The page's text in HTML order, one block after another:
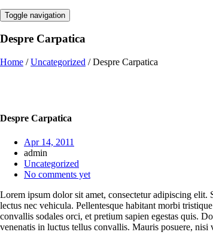
Toggle navigation
Despre Carpatica
Home / Uncategorized / Despre Carpatica
Despre Carpatica
Apr 14, 2011
admin
Uncategorized
No comments yet
Lorem ipsum dolor sit amet, consectetur adipiscing elit.
lectus nec vehicula. Pellentesque habitant morbi
convallis sodales orci, et pretium sapien egestas quis.
venenatis in luctus tellus convallis. Mauris posuere,